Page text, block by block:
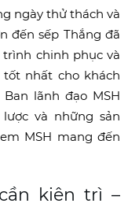
ngày thử thách và
đến sếp Thắng đã
chinh phục và
nhất cho khách
lãnh đạo MSH
và những sản
MSH mang đến
kiên trì –